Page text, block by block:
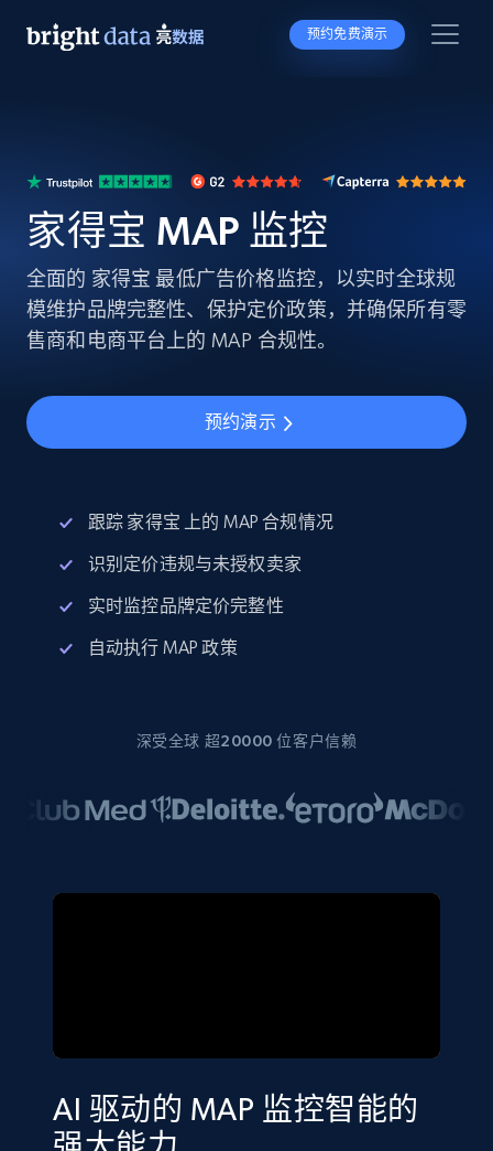
预约免费演示
家得宝 MAP 监控
全面的 家得宝 最低广告价格监控，以实时全球规
模维护品牌完整性、保护定价政策，并确保所有零
售商和电商平台上的 MAP 合规性。
预约演示
跟踪 家得宝 上的 MAP 合规情况
识别定价违规与未授权卖家
实时监控品牌定价完整性
自动执行 MAP 政策
深受全球 超20000 位客户信赖
AI 驱动的 MAP 监控智能的